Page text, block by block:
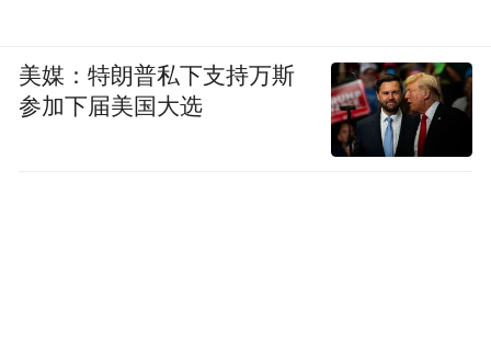
美媒：特朗普私下支持万斯
参加下届美国大选